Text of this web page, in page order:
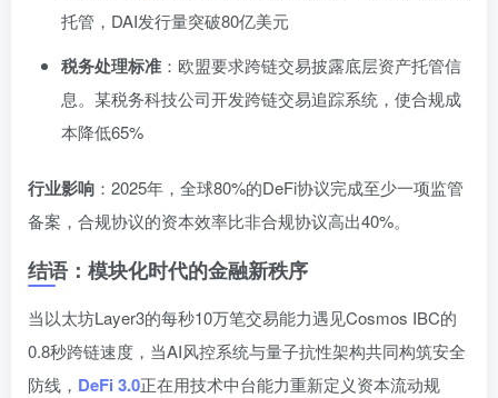
托管，DAI发行量突破80亿美元
税务处理标准 ：欧盟要求跨链交易披露底层资产托管信
息。某税务科技公司开发跨链交易追踪系统，使合规成
本降低65%
行业影响 ：2025年，全球80%的DeFi协议完成至少一项监管
备案，合规协议的资本效率比非合规协议高出40%。
结语：模块化时代的金融新秩序
当以太坊Layer3的每秒10万笔交易能力遇见Cosmos IBC的
0.8秒跨链速度，当AI风控系统与量子抗性架构共同构筑安全
防线， DeFi 3.0正在用技术中台能力重新定义资本流动规